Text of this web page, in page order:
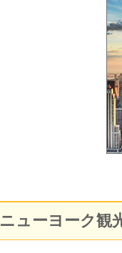
ニューヨーク観